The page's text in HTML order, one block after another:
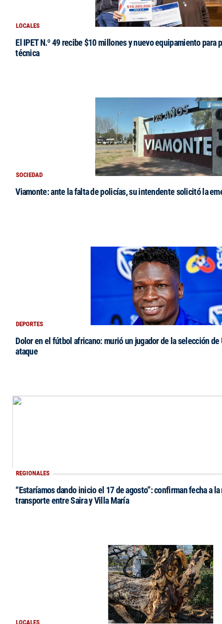
LOCALES
El IPET N.º 49 recibe $10 millones y nuevo equipamiento para
técnica
SOCIEDAD
Viamonte: ante la falta de policías, su intendente solicitó la
DEPORTES
Dolor en el fútbol africano: murió un jugador de la selección
ataque
REGIONALES
“Estaríamos dando inicio el 17 de agosto”: confirman fecha a
transporte entre Saira y Villa María
LOCALES